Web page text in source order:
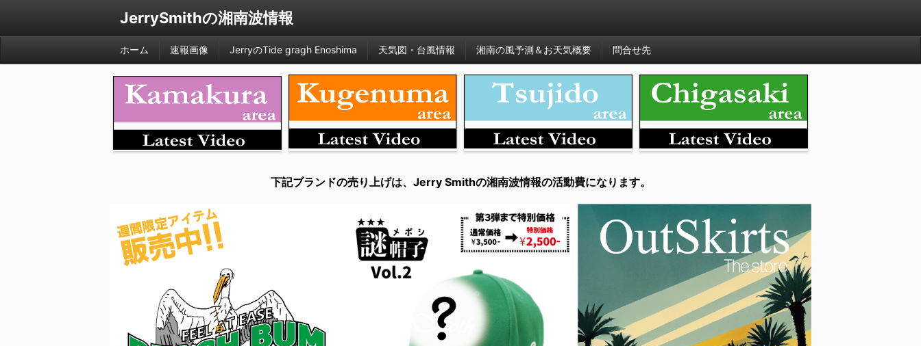
JerrySmithの湘南波情報
ホーム 速報画像 JerryのTide gragh Enoshima 天気図・台風情報 湘南の風予測＆お天気概要 問合せ先
下記ブランドの売り上げは、Jerry Smithの湘南波情報の活動費になります。